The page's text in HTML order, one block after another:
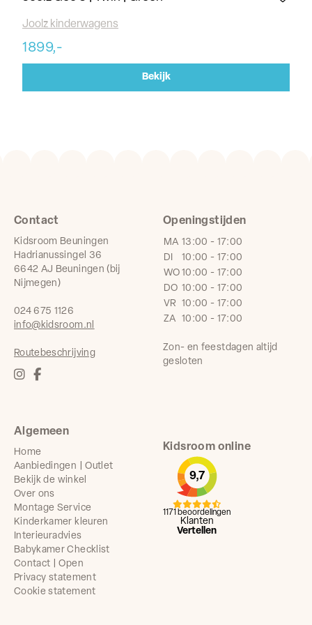
Joolz kinderwagens
1899,-
Bekijk
Algemeen
Home
Aanbiedingen | Outlet
Bekijk de winkel
Over ons
Montage Service
Kinderkamer kleuren
Interieuradvies
Babykamer Checklist
Contact | Open
Privacy statement
Cookie statement
Contact
Kidsroom Beuningen
Hadrianussingel 36
6642 AJ Beuningen (bij
Nijmegen)
024 675 1126
info@kidsroom.nl
Routebeschrijving
Openingstijden
MA 13:00 - 17:00
DI
10:00 - 17:00
WO 10:00 - 17:00
DO 10:00 - 17:00
VR 10:00 - 17:00
ZA 10:00 - 17:00
Zon- en feestdagen altijd
gesloten
Kidsroom online
9,7
Klanten
Vertellen
1171 beoordelingen